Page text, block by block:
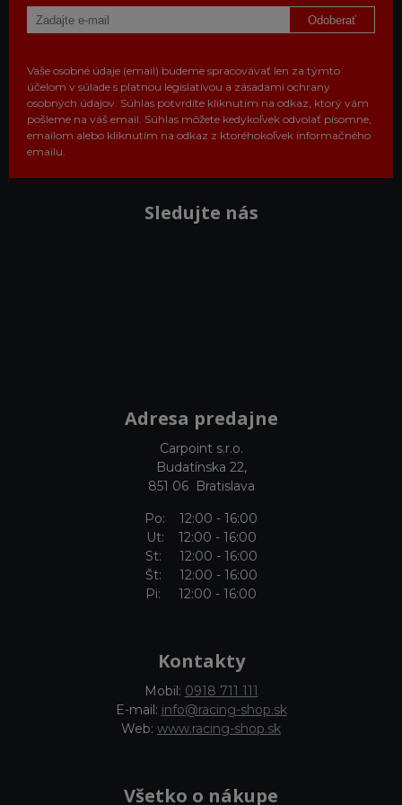
Odoberať
Vaše osobné údaje (email) budeme spracovávať len za týmto
účelom v súlade s platnou legislatívou a zásadami ochrany
osobných údajov. Súhlas potvrdíte kliknutím na odkaz, ktorý vám
pošleme na váš email. Súhlas môžete kedykoľvek odvolať písomne,
emailom alebo kliknutím na odkaz z ktoréhokoľvek informačného
emailu.
Sledujte nás
Adresa predajne
Carpoint s.r.o.
Budatínska 22,
851 06 Bratislava
Po: 12:00 - 16:00
Ut: 12:00 - 16:00
St: 12:00 - 16:00
Št: 12:00 - 16:00
Pi: 12:00 - 16:00
Kontakty
Mobil: 0918 711 111
E-mail: info@racing-shop.sk
Web: www.racing-shop.sk
Všetko o nákupe